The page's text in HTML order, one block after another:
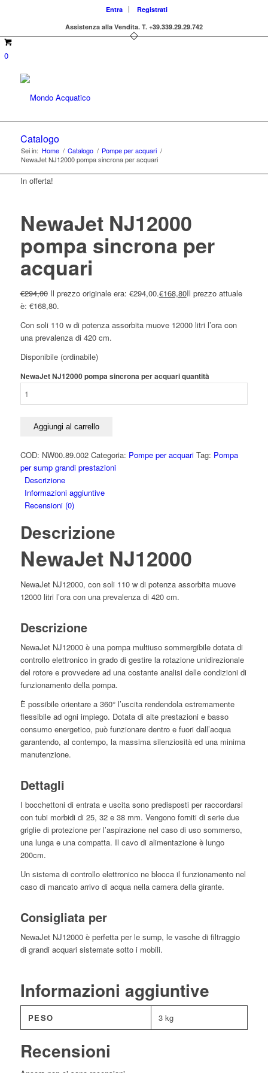
Entra
Registrati
Assistenza alla Vendita. T. +39.339.29.29.742
0
Catalogo
Sei in: Home / Catalogo / Pompe per acquari /
NewaJet NJ12000 pompa sincrona per acquari
In offerta!
NewaJet NJ12000
pompa sincrona per
acquari
€294,00 Il prezzo originale era: €294,00.€168,80Il prezzo attuale
è: €168,80.
Con soli 110 w di potenza assorbita muove 12000 litri l’ora con
una prevalenza di 420 cm.
Disponibile (ordinabile)
NewaJet NJ12000 pompa sincrona per acquari quantità
Aggiungi al carrello
COD: NW00.89.002 Categoria: Pompe per acquari Tag: Pompa
per sump grandi prestazioni
Descrizione
Informazioni aggiuntive
Recensioni (0)
Descrizione
NewaJet NJ12000
NewaJet NJ12000, con soli 110 w di potenza assorbita muove
12000 litri l’ora con una prevalenza di 420 cm.
Descrizione
NewaJet NJ12000 è una pompa multiuso sommergibile dotata di
controllo elettronico in grado di gestire la rotazione unidirezionale
del rotore e provvedere ad una costante analisi delle condizioni di
funzionamento della pompa.
È possibile orientare a 360° l’uscita rendendola estremamente
flessibile ad ogni impiego. Dotata di alte prestazioni e basso
consumo energetico, può funzionare dentro e fuori dall’acqua
garantendo, al contempo, la massima silenziosità ed una minima
manutenzione.
Dettagli
I bocchettoni di entrata e uscita sono predisposti per raccordarsi
con tubi morbidi di 25, 32 e 38 mm. Vengono forniti di serie due
griglie di protezione per l’aspirazione nel caso di uso sommerso,
una lunga e una compatta. Il cavo di alimentazione è lungo
200cm.
Un sistema di controllo elettronico ne blocca il funzionamento nel
caso di mancato arrivo di acqua nella camera della girante.
Consigliata per
NewaJet NJ12000 è perfetta per le sump, le vasche di filtraggio
di grandi acquari sistemate sotto i mobili.
Informazioni aggiuntive
PESO 3 kg
Recensioni